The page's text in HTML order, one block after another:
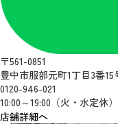
〒561-0851
豊中市服部元町1丁目3番
0120-946-021
10:00～19:00（火・水定休）
店舗詳細へ